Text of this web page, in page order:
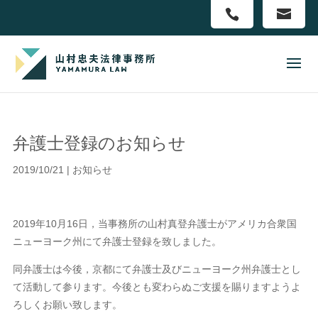
弁護士登録のお知らせ
2019/10/21 | お知らせ
2019年10月16日，当事務所の山村真登弁護士がアメリカ合衆国
ニューヨーク州にて弁護士登録を致しました。
同弁護士は今後，京都にて弁護士及びニューヨーク州弁護士とし
て活動して参ります。今後とも変わらぬご支援を賜りますようよ
ろしくお願い致します。